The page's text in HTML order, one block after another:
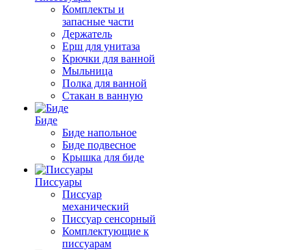
Комплекты и
запасные части
Держатель
Ерш для унитаза
Крючки для ванной
Мыльница
Полка для ванной
Стакан в ванную
Биде
Биде напольное
Биде подвесное
Крышка для биде
Писсуары
Писсуар
механический
Писсуар сенсорный
Комплектующие к
писсуарам